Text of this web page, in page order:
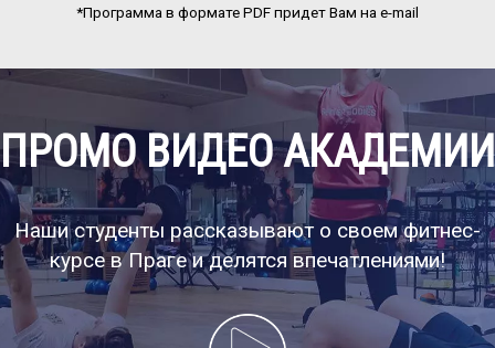
*Программа в формате PDF придет Вам на e-mail
ПРОМО ВИДЕО АКАДЕМИИ
Наши студенты рассказывают о своем фитнес-
курсе в Праге и делятся впечатлениями!